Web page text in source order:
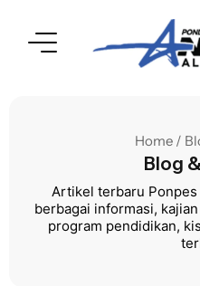
Home /
Blog
Artikel terbaru
berbagai informasi,
program pendidikan,